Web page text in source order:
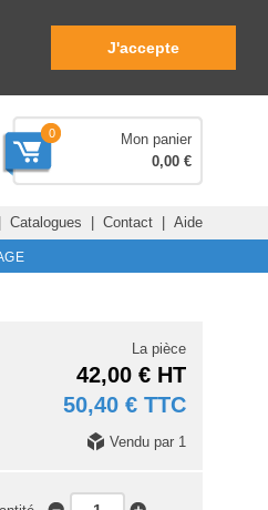
J'accepte
0
Mon panier
0,00 €
Catalogues | Contact| Aide
La pièce
42,00 € HT
50,40 € TTC
Vendu par 1